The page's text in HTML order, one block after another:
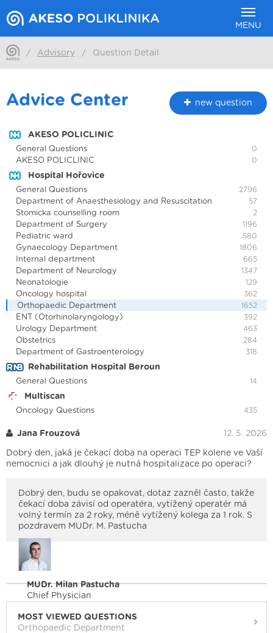
MENU
/ Advisory / Question Detail
Advice Center new question
AKESO POLICLINIC
General Questions 0
AKESO POLICLINIC 0
Hospital Hořovice
General Questions 2796
Department of Anaesthesiology and Resuscitation 57
Stomicka counselling room 2
Department of Surgery 1196
Pediatric ward 580
Gynaecology Department 1806
Internal department 665
Department of Neurology 1347
Neonatologie 129
Oncology hospital 362
Orthopaedic Department 1652
ENT (Otorhinolaryngology) 392
Urology Department 463
Obstetrics 284
Department of Gastroenterology 318
Rehabilitation Hospital Beroun
General Questions 14
Multiscan
Oncology Questions 435
Jana Frouzová 12. 5. 2026
Dobrý den, jaká je čekací doba na operaci TEP kolene ve Vaší
nemocnici a jak dlouhý je nutná hospitalizace po operaci?
Dobrý den, budu se opakovat, dotaz zazněl často, takže
čekací doba závisí od operatéra, vytížený operatér má
volný termín za 2 roky, méně vytížený kolega za 1 rok. S
pozdravem MUDr. M. Pastucha
MUDr. Milan Pastucha
Chief Physician
MOST VIEWED QUESTIONS
Orthopaedic Department